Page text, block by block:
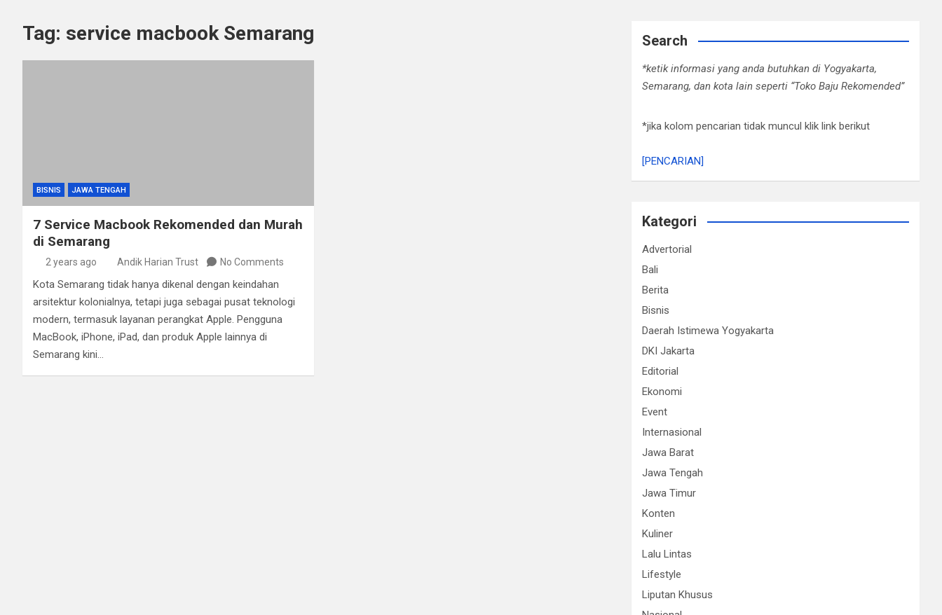
Tag: service macbook Semarang
BISNIS JAWA TENGAH
7 Service Macbook Rekomended dan Murah
di Semarang
2 years ago Andik Harian Trust No Comments
Kota Semarang tidak hanya dikenal dengan keindahan
arsitektur kolonialnya, tetapi juga sebagai pusat teknologi
modern, termasuk layanan perangkat Apple. Pengguna
MacBook, iPhone, iPad, dan produk Apple lainnya di
Semarang kini…
Search
*ketik informasi yang anda butuhkan di Yogyakarta,
Semarang, dan kota lain seperti “Toko Baju Rekomended”
*jika kolom pencarian tidak muncul klik link berikut
[PENCARIAN]
Kategori
Advertorial
Bali
Berita
Bisnis
Daerah Istimewa Yogyakarta
DKI Jakarta
Editorial
Ekonomi
Event
Internasional
Jawa Barat
Jawa Tengah
Jawa Timur
Konten
Kuliner
Lalu Lintas
Lifestyle
Liputan Khusus